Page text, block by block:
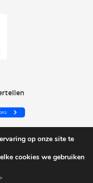
op onze site te
cookies we gebruiken
.